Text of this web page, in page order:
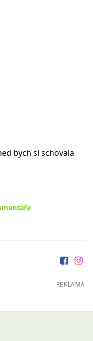
bych si schovala
REKLAMA